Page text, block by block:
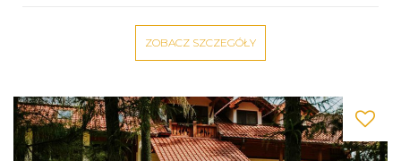
ZOBACZ SZCZEGÓŁY